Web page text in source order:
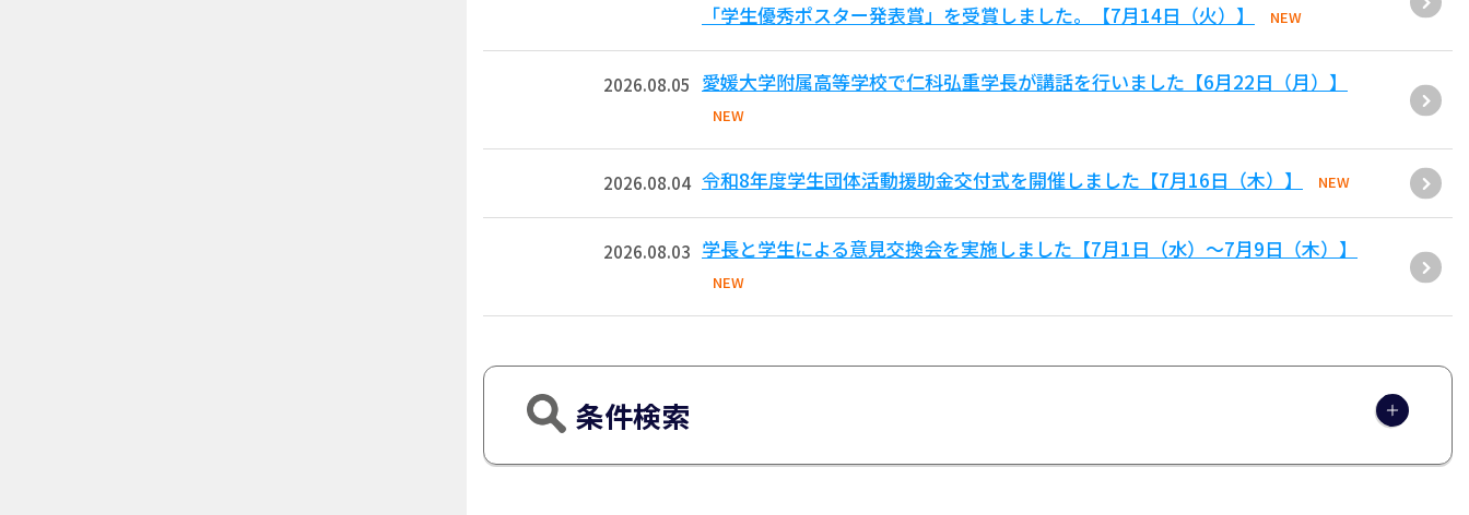
「学生優秀ポスター発表賞」を受賞しました。【7月14日（火）】
NEW
2026.08.05 愛媛大学附属高等学校で仁科弘重学長が講話を行いました【6月22日（月）】
NEW
2026.08.04 令和8年度学生団体活動援助金交付式を開催しました【7月16日（木）】 NEW
2026.08.03 学長と学生による意見交換会を実施しました【7月1日（水）～7月9日（木）】
NEW
条件検索